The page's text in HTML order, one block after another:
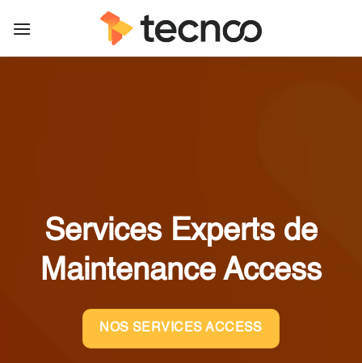
au
Services Experts de
Maintenance Access
NOS SERVICES ACCESS